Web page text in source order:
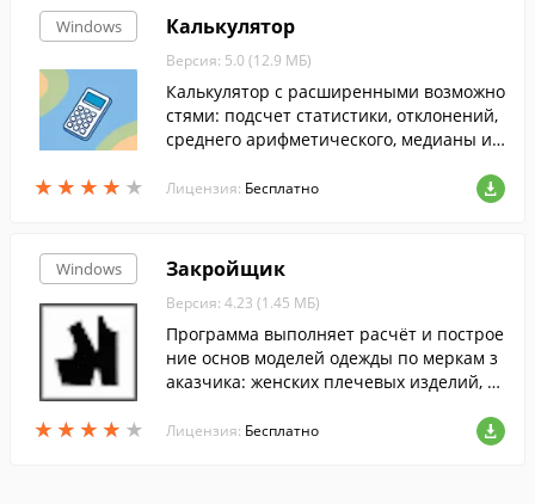
Windows
★ ★ ★ ★ ★
★ ★ ★ ★ ★
Калькулятор
Версия: 5.0 (12.9 МБ)
Калькулятор с расширенными возможно
стями: подсчет статистики, отклонений,
среднего арифметического, медианы и
Лицензия: Бесплатно
Windows
★ ★ ★ ★ ★
★ ★ ★ ★ ★
Закройщик
Версия: 4.23 (1.45 МБ)
Программа выполняет расчёт и построе
ние основ моделей одежды по меркам з
аказчика: женских плечевых изделий, д
лочкой и спинкой.
Лицензия: Бесплатно